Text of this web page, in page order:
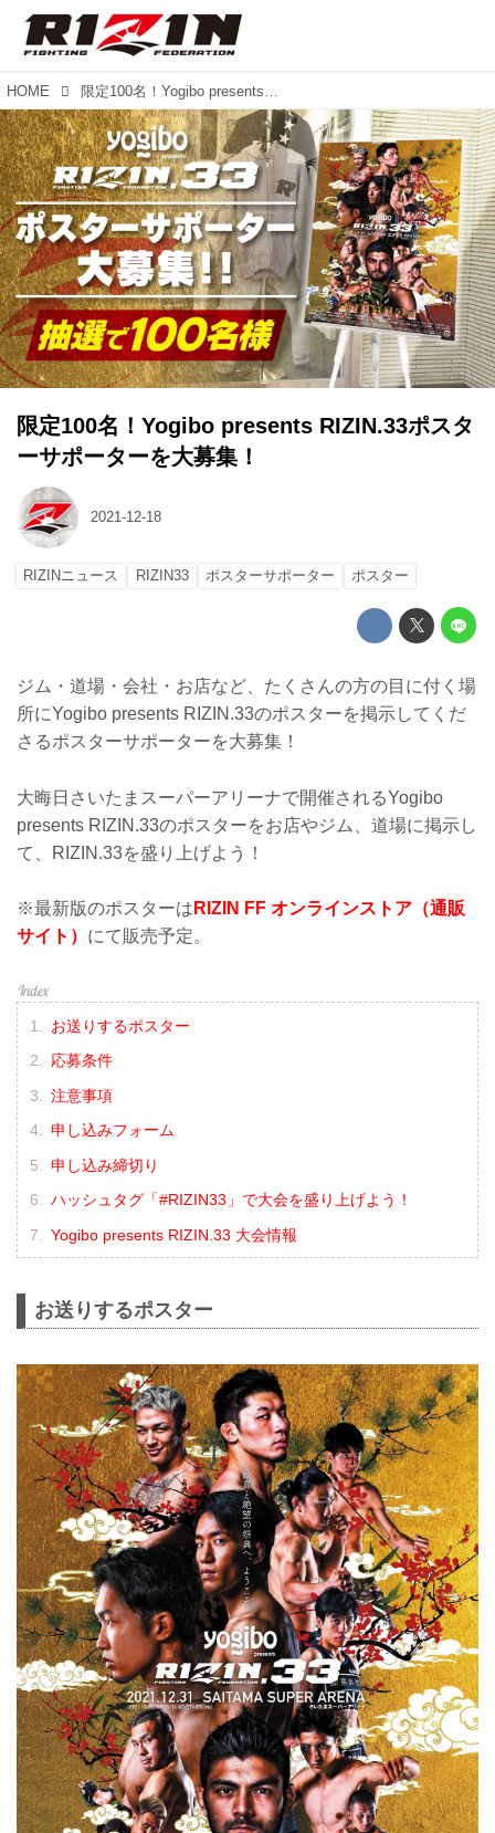
HOME 限定100名！Yogibo presents RIZIN.33ポスターサポーターを大募集！
限定100名！Yogibo presents RIZIN.33ポスタ
ーサポーターを大募集！
2021-12-18
RIZINニュース RIZIN33 ポスターサポーター ポスター
ジム・道場・会社・お店など、たくさんの方の目に付く場
所にYogibo presents RIZIN.33のポスターを掲示してくだ
さるポスターサポーターを大募集！
大晦日さいたまスーパーアリーナで開催されるYogibo
presents RIZIN.33のポスターをお店やジム、道場に掲示し
て、RIZIN.33を盛り上げよう！
※最新版のポスターは RIZIN FF オンラインストア（通販
サイト） にて販売予定。
お送りするポスター
応募条件
注意事項
申し込みフォーム
申し込み締切り
ハッシュタグ「#RIZIN33」で大会を盛り上げよう！
Yogibo presents RIZIN.33 大会情報
お送りするポスター